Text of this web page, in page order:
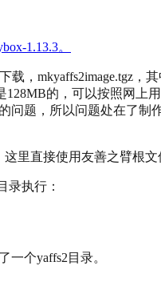
1.13.3。
，mkyaffs2image.tgz，
的，可以按照网上
题，所以问题处在了制
里直接使用友善之臂根
录执行：
一个yaffs2目录。